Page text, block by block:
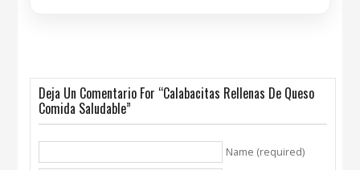
Deja Un Comentario For “Calabacitas Rellenas De Queso
Comida Saludable”
Name (required)